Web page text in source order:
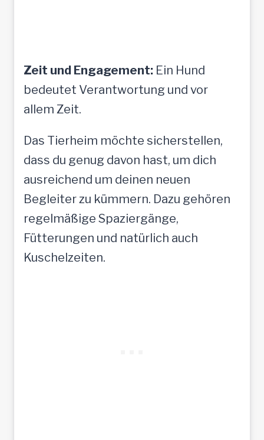
Zeit und Engagement: Ein Hund
bedeutet Verantwortung und vor
allem Zeit.
Das Tierheim möchte sicherstellen,
dass du genug davon hast, um dich
ausreichend um deinen neuen
Begleiter zu kümmern. Dazu gehören
regelmäßige Spaziergänge,
Fütterungen und natürlich auch
Kuschelzeiten.